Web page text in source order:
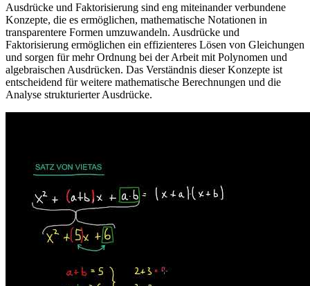
Ausdrücke und Faktorisierung sind eng miteinander verbundene
Konzepte, die es ermöglichen, mathematische Notationen in
transparentere Formen umzuwandeln. Ausdrücke und
Faktorisierung ermöglichen ein effizienteres Lösen von Gleichungen
und sorgen für mehr Ordnung bei der Arbeit mit Polynomen und
algebraischen Ausdrücken. Das Verständnis dieser Konzepte ist
entscheidend für weitere mathematische Berechnungen und die
Analyse strukturierter Ausdrücke.